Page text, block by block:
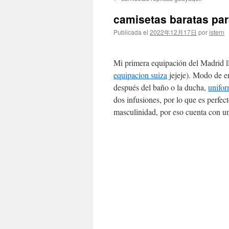
contenido
camisetas baratas
Publicada el 2022年12月17日 poristern
Mi primera equipación del Madrid
equipacion suiza jejeje). Modo de
después del baño o la ducha,
dos infusiones, por lo que es
masculinidad, por eso cuenta con